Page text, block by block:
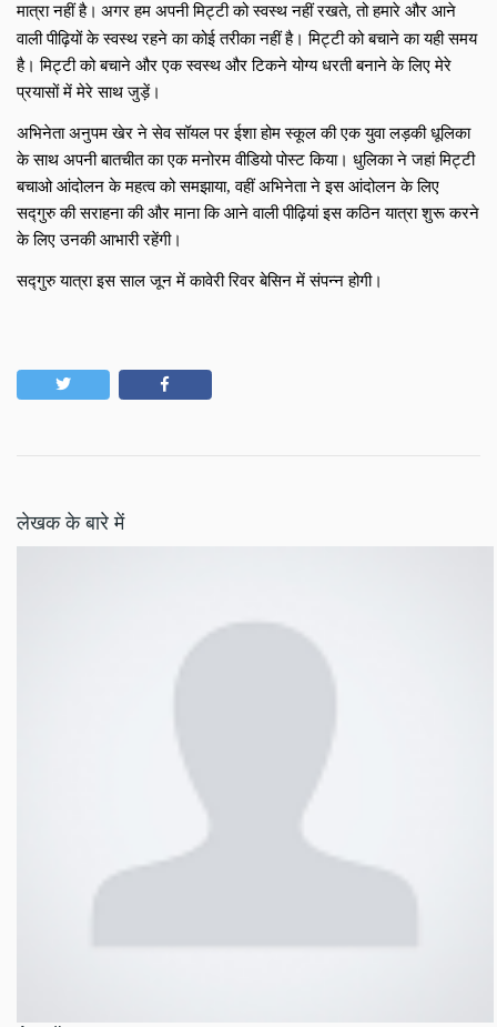
मात्रा नहीं है। अगर हम अपनी मिट्टी को स्वस्थ नहीं रखते, तो हमारे और आने
वाली पीढ़ियों के स्वस्थ रहने का कोई तरीका नहीं है। मिट्टी को बचाने का यही समय
है। मिट्टी को बचाने और एक स्वस्थ और टिकने योग्य धरती बनाने के लिए मेरे
प्रयासों में मेरे साथ जुड़ें।
अभिनेता अनुपम खेर ने सेव सॉयल पर ईशा होम स्कूल की एक युवा लड़की धूलिका
के साथ अपनी बातचीत का एक मनोरम वीडियो पोस्ट किया। धुलिका ने जहां मिट्टी
बचाओ आंदोलन के महत्व को समझाया, वहीं अभिनेता ने इस आंदोलन के लिए
सद्गुरु की सराहना की और माना कि आने वाली पीढ़ियां इस कठिन यात्रा शुरू करने
के लिए उनकी आभारी रहेंगी।
सद्गुरु यात्रा इस साल जून में कावेरी रिवर बेसिन में संपन्न होगी।
लेखक के बारे में